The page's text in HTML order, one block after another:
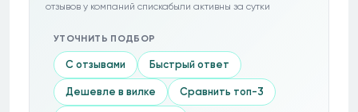
отзывов у компаний спискабыли активны за сутки
УТОЧНИТЬ ПОДБОР
С отзывами Быстрый ответ
Дешевле в вилке Сравнить топ-3